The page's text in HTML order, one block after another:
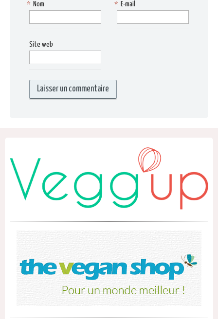
Nom
* E-mail
*
Site web